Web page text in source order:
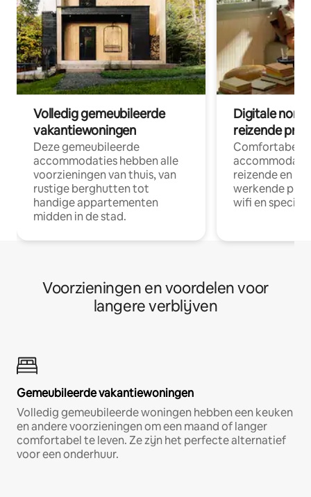
Volledig gemeubileerde
vakantiewoningen
Deze gemeubileerde
accommodaties hebben alle
voorzieningen van thuis, van
rustige berghutten tot
handige appartementen
midden in de stad.
Digitale
reizende
Comfortabele
reizende en
werkende
wifi en
Voorzieningen en voordelen voor
langere verblijven
Gemeubileerde vakantiewoningen
Volledig gemeubileerde woningen hebben een keuken
en andere voorzieningen om een maand of langer
comfortabel te leven. Ze zijn het perfecte alternatief
voor een onderhuur.